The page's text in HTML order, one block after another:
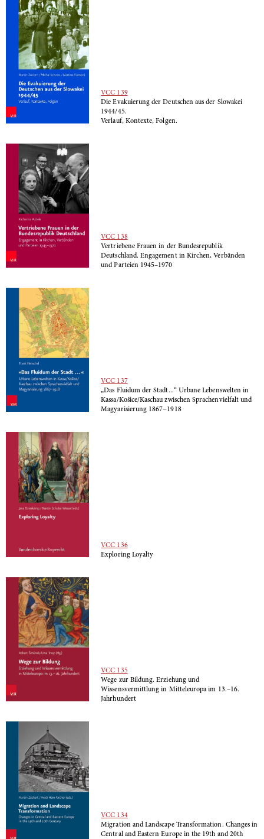
VCC 139
Die Evakuierung der Deutschen aus der Slowakei
1944/45.
Verlauf, Kontexte, Folgen.
VCC 138
Vertriebene Frauen in der Bundesrepublik
Deutschland. Engagement in Kirchen, Verbänden
und Parteien 1945–1970
VCC 137
„Das Fluidum der Stadt...“ Urbane Lebenswelten in
Kassa/Košice/Kaschau zwischen Sprachenvielfalt und
Magyarisierung 1867−1918
VCC 136
Exploring Loyalty
VCC 135
Wege zur Bildung. Erziehung und
Wissensvermittlung in Mitteleuropa im 13.–16.
Jahrhundert
VCC 134
Migration and Landscape Transformation. Changes in
Central and Eastern Europe in the 19th and 20th